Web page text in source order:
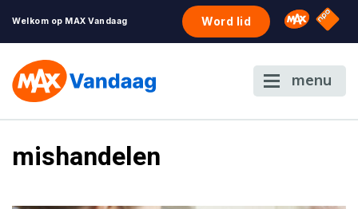
Welkom op MAX Vandaag Word lid Omroep
NPO
menu
mishandelen